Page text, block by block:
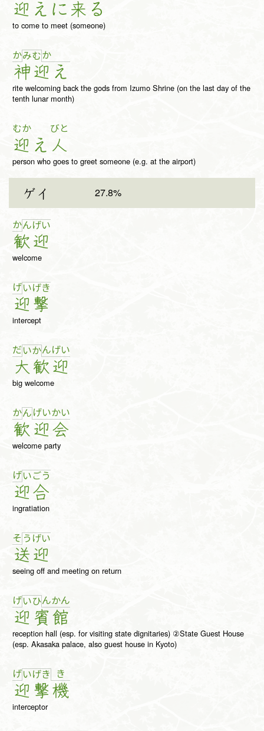
迎 え に 来 る
to come to meet (someone)
かみ
神
むか
迎 え
rite welcoming back the gods from Izumo Shrine (on the last day of the
tenth lunar month)
むか
迎 え
びと
人
person who goes to greet someone (e.g. at the airport)
ゲイ 27.8%
かん
歓
げい
迎
welcome
げい
迎
げき
撃
intercept
だ い
大
かん
歓
げい
迎
big welcome
かん
歓
げい
迎
かい
会
welcome party
げい
迎
ごう
合
ingratiation
そ う
送
げい
迎
seeing off and meeting on return
げい
迎
ひん
賓
かん
館
reception hall (esp. for visiting state dignitaries) ②State Guest House
(esp. Akasaka palace, also guest house in Kyoto)
げい
迎
げき
撃
き
機
interceptor